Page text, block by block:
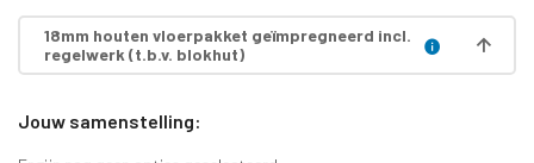
18mm houten vloerpakket geïmpregneerd incl.
regelwerk (t.b.v. blokhut)
Jouw samenstelling: